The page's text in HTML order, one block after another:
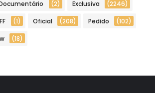
(2) Exclusiva (2246)
(1) Oficial (208) Pedido (102)
(18)